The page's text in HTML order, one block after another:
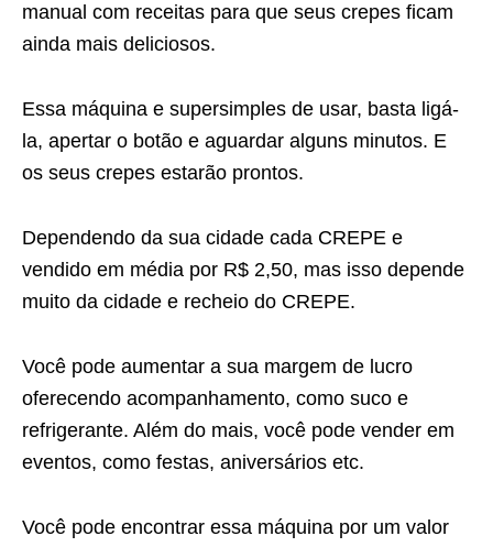
manual com receitas para que seus crepes ficam
ainda mais deliciosos.
Essa máquina e supersimples de usar, basta ligá-
la, apertar o botão e aguardar alguns minutos. E
os seus crepes estarão prontos.
Dependendo da sua cidade cada CREPE e
vendido em média por R$ 2,50, mas isso depende
muito da cidade e recheio do CREPE.
Você pode aumentar a sua margem de lucro
oferecendo acompanhamento, como suco e
refrigerante. Além do mais, você pode vender em
eventos, como festas, aniversários etc.
Você pode encontrar essa máquina por um valor